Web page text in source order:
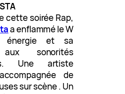
cette soirée Rap,
a enflammé le W
énergie et sa
sonorités
Une artiste
de
sur scène . Un